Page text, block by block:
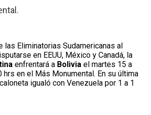
las Eliminatorias Sudamericanas al
en EEUU, México y Canadá, la
enfrentará a Bolivia el martes 15 a
hrs en el Más Monumental. En su última
igualó con Venezuela por 1 a 1